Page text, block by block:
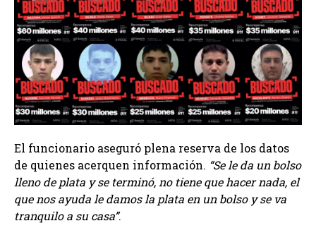
El funcionario aseguró plena reserva de los datos
de quienes acerquen información. “Se le da un bolso
lleno de plata y se terminó, no tiene que hacer nada, el
que nos ayuda le damos la plata en un bolso y se va
tranquilo a su casa”.